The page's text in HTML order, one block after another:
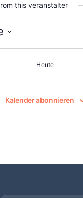
this veranstalter
Heute
Kalender abonnieren